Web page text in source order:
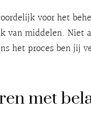
voor het
van middelen. Niet
het proces ben jij
met